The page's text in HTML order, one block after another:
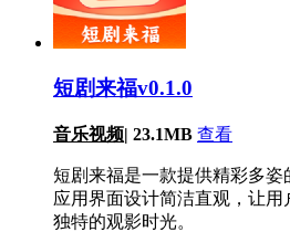
短剧来福v0.1.0
音乐视频| 23.1MB 查看
短剧来福是一款提供精彩多
应用界面设计简洁直观，让
独特的观影时光。